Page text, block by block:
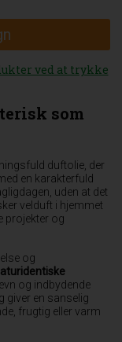
ved at trykke
som
duftolie, der
en karakterfuld
uden at det
velduft i hjemmet
projekter og
og
og indbydende
giver en sanselig
frugtig eller varm